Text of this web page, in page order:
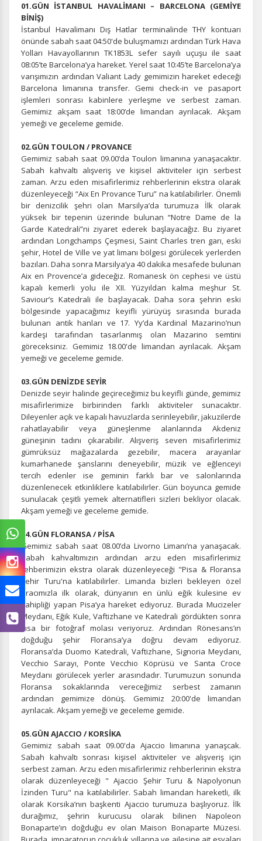
01.GÜN İSTANBUL HAVALİMANI – BARCELONA (GEMİYE
BİNİŞ)
İstanbul Havalimanı Dış Hatlar terminalinde THY kontuarı
önünde sabah saat 04:50'de buluşmamızı ardından Türk Hava
Yolları Havayollarının TK1853L sefer sayılı uçuşu ile saat
08:05’te Barcelona’ya hareket. Yerel saat 10:45’te Barcelona’ya
varışımızın ardından Valiant Lady gemimizin hareket edeceği
Barcelona limanına transfer. Gemi check-in ve pasaport
işlemleri sonrası kabinlere yerleşme ve serbest zaman.
Gemimiz akşam saat 18:00’de limandan ayrılacak. Akşam
yemeği ve geceleme gemide.
02.GÜN TOULON / PROVANCE
Gemimiz sabah saat 09.00’da Toulon limanına yanaşacaktır.
Sabah kahvaltı alışveriş ve kişisel aktiviteler için serbest
zaman. Arzu eden misafirlerimiz rehberlerinin ekstra olarak
düzenleyeceği “Aix En Provance Turu” na katılabilirler. Önemli
bir denizcilik şehri olan Marsilya’da turumuza İlk olarak
yüksek bir tepenin üzerinde bulunan “Notre Dame de la
Garde Katedrali”ni ziyaret ederek başlayacağız. Bu ziyaret
ardından Longchamps Çeşmesi, Saint Charles tren garı, eski
şehir, Hotel de Ville ve yat limanı bölgesi görülecek yerlerden
bazıları. Daha sonra Marsilya’ya 40 dakika mesafede bulunan
Aix en Provence’a gideceğiz. Romanesk ön cephesi ve üstü
kapalı kemerli yolu ile XII. Yüzyıldan kalma meşhur St.
Saviour’s Katedrali ile başlayacak. Daha sora şehrin eski
bölgesinde yapacağımız keyifli yürüyüş sırasında burada
bulunan antik hanları ve 17. Yy’da Kardinal Mazarino’nun
kardeşi tarafından tasarlanmış olan Mazarino semtini
göreceksiniz. Gemimiz 18.00'de limandan ayrılacak. Akşam
yemeği ve geceleme gemide.
03.GÜN DENİZDE SEYİR
Denizde seyir halinde geçireceğimiz bu keyifli günde, gemimiz
misafirlerimize birbirinden farklı aktiviteler sunacaktır.
Dileyenler açık ve kapalı havuzlarda serinleyebilir, jakuzilerde
rahatlayabilir veya güneşlenme alanlarında Akdeniz
güneşinin tadını çıkarabilir. Alışveriş seven misafirlerimiz
gümrüksüz mağazalarda gezebilir, macera arayanlar
kumarhanede şanslarını deneyebilir, müzik ve eğlenceyi
tercih edenler ise geminin farklı bar ve salonlarında
düzenlenecek etkinliklere katılabilirler. Gün boyunca gemide
sunulacak çeşitli yemek alternatifleri sizleri bekliyor olacak.
Akşam yemeği ve geceleme gemide.
04.GÜN FLORANSA / PİSA
Gemimiz sabah saat 08.00’da Livorno Limanı’na yanaşacak.
Sabah kahvaltımızın ardından arzu eden misafirlerimiz
rehberimizin ekstra olarak düzenleyeceği "Pisa & Floransa
Şehir Turu'na katılabilirler. Limanda bizleri bekleyen özel
aracımızla ilk olarak, dünyanın en ünlü eğik kulesine ev
sahipliği yapan Pisa’ya hareket ediyoruz. Burada Mucizeler
Meydanı, Eğik Kule, Vaftizhane ve Katedrali gördükten sonra
kısa bir fotoğraf molası veriyoruz. Ardından Rönesans’ın
doğduğu şehir Floransa’ya doğru devam ediyoruz.
Floransa’da Duomo Katedrali, Vaftizhane, Signoria Meydanı,
Vecchio Sarayı, Ponte Vecchio Köprüsü ve Santa Croce
Meydanı görülecek yerler arasındadır. Turumuzun sonunda
Floransa sokaklarında vereceğimiz serbest zamanın
ardından gemimize dönüş. Gemimiz 20:00'de limandan
ayrılacak. Akşam yemeği ve geceleme gemide.
05.GÜN AJACCIO / KORSİKA
Gemimiz sabah saat 09.00'da Ajaccio limanına yanaşcak.
Sabah kahvaltı sonrası kişisel aktiviteler ve alışveriş için
serbest zaman. Arzu eden misafirlerimiz rehberlerinin ekstra
olarak düzenleyeceği " Ajaccio Şehir Turu & Napolyonun
İzinden Turu" na katılabilirler. Sabah limandan hareketli, ilk
olarak Korsika’nın başkenti Ajaccio turumuza başlıyoruz. İlk
durağımız, şehrin kurucusu olarak bilinen Napoleon
Bonaparte’ın doğduğu ev olan Maison Bonaparte Müzesi.